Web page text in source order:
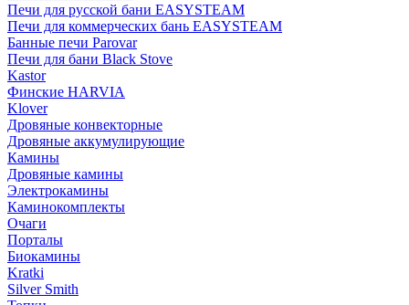
Печи для русской бани EASYSTEAM
Печи для коммерческих бань EASYSTEAM
Банные печи Parovar
Печи для бани Black Stove
Kastor
Финские HARVIA
Klover
Дровяные конвекторные
Дровяные аккумулирующие
Камины
Дровяные камины
Электрокамины
Каминокомплекты
Очаги
Порталы
Биокамины
Kratki
Silver Smith